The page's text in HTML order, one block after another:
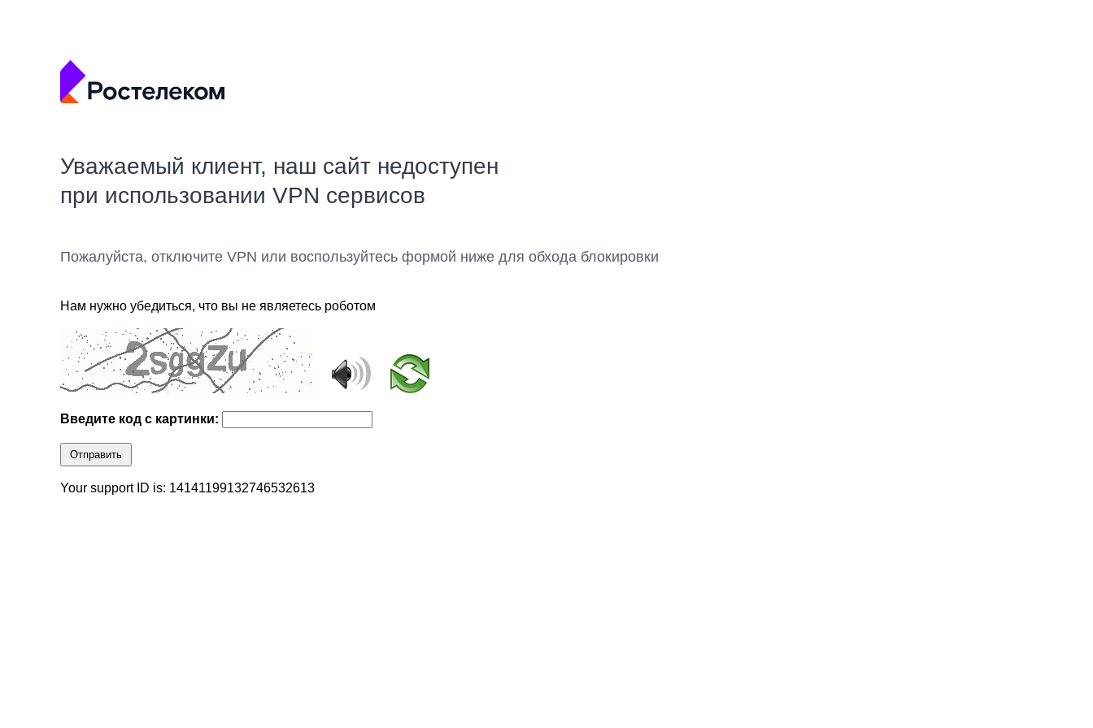
Уважаемый клиент, наш сайт недоступен
при использовании VPN сервисов
Пожалуйста, отключите VPN или воспользуйтесь формой ниже для обхода блокировки
Нам нужно убедиться, что вы не являетесь роботом
Введите код с картинки:
Отправить
Your support ID is: 14141199132746532613